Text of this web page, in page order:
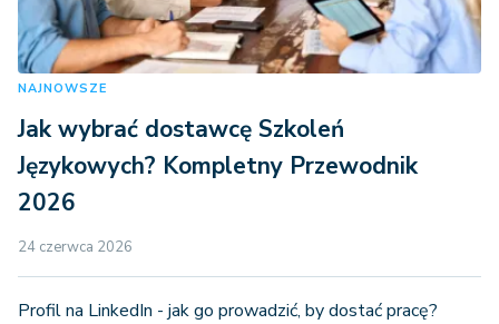
NAJNOWSZE
Jak wybrać dostawcę Szkoleń
Językowych? Kompletny Przewodnik
2026
24 czerwca 2026
Profil na LinkedIn - jak go prowadzić, by dostać pracę?